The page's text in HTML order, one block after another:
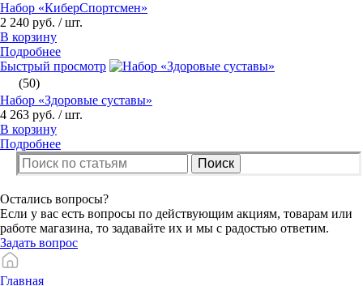
Набор «КиберСпортсмен»
2 240 руб. / шт.
В корзину
Подробнее
Быстрый просмотр
(50)
Набор «Здоровые суставы»
4 263 руб. / шт.
В корзину
Подробнее
Поиск
Остались вопросы?
Если у вас есть вопросы по действующим акциям, товарам или
работе магазина, то задавайте их и мы с радостью ответим.
Задать вопрос
Главная